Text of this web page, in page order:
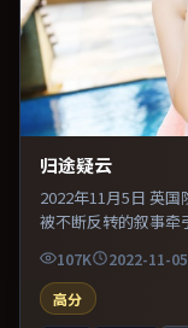
归途疑云
2022年11月5日 英
被不断反转的叙事牵
推理的观众。片尾
107K 2022-11-05
高分